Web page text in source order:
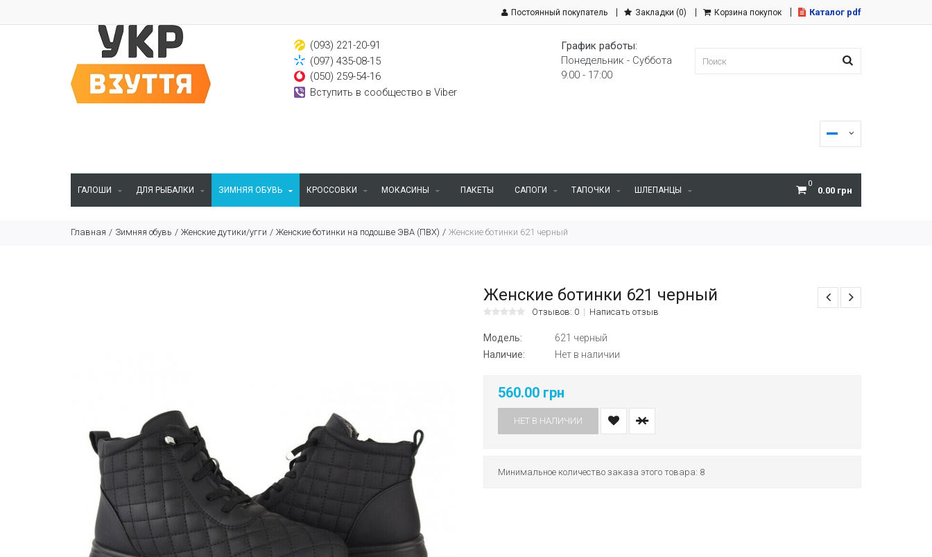
Постоянный покупатель Закладки (0) Корзина покупок Каталог pdf
(093) 221-20-91
(097) 435-08-15
(050) 259-54-16
Вступить в сообщество в Viber
График работы:
Понедельник - Суббота
9:00 - 17:00
0
0.00 грн
ГАЛОШИ ДЛЯ РЫБАЛКИ ЗИМНЯЯ ОБУВЬ КРОССОВКИ МОКАСИНЫ ПАКЕТЫ САПОГИ ТАПОЧКИ ШЛЕПАНЦЫ
Главная Зимняя обувь Женские дутики/угги Женские ботинки на подошве ЭВА (ПВХ) Женские ботинки 621 черный
Женские ботинки 621 черный
Отзывов: 0 Написать отзыв
Модель:
621 черный
Наличие:
Нет в наличии
560.00 грн
НЕТ В НАЛИЧИИ
Минимальное количество заказа этого товара: 8